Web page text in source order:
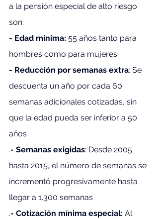
a la pensión especial de alto riesgo
son:
- Edad mínima: 55 años tanto para
hombres como para mujeres.
- Reducción por semanas extra: Se
descuenta un año por cada 60
semanas adicionales cotizadas, sin
que la edad pueda ser inferior a 50
años
.- Semanas exigidas: Desde 2005
hasta 2015, el número de semanas se
incrementó progresivamente hasta
llegar a 1.300 semanas
.- Cotización mínima especial: Al